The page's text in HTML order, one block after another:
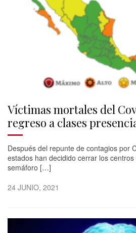
Víctimas mortales del
regreso a clases
Después del repunte de contagios por
estados han decidido cerrar los
semáforo […]
24 JUNIO, 2021